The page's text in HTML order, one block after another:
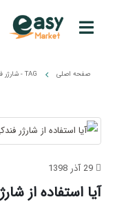
صفحه اصلی TAG - شارژر
آیا استفاده از